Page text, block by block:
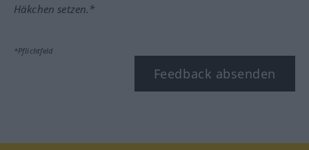
Häkchen setzen.*
*Pflichtfeld
Feedback absenden